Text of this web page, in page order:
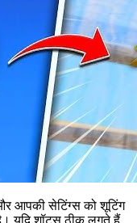
आपकी सेटिंग्स को शूटिंग